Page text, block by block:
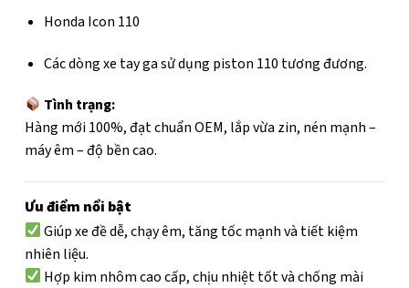
Honda Icon 110
Các dòng xe tay ga sử dụng piston 110 tương đương.
Tình trạng:
Hàng mới 100%, đạt chuẩn OEM, lắp vừa zin, nén mạnh –
máy êm – độ bền cao.
Ưu điểm nổi bật
Giúp xe đề dễ, chạy êm, tăng tốc mạnh và tiết kiệm
nhiên liệu.
Hợp kim nhôm cao cấp, chịu nhiệt tốt và chống mài